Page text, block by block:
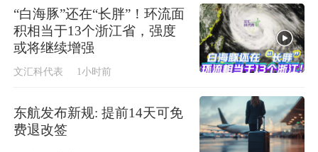
“白海豚”还在“长胖”！环流面
积相当于13个浙江省，强度
或将继续增强
文汇科代表 1小时前
东航发布新规: 提前14天可免
费退改签